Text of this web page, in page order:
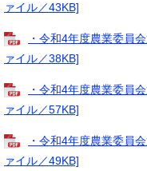
ァイル／43KB]
・令和4年度農業委員
ァイル／38KB]
・令和4年度農業委員
ァイル／57KB]
・令和4年度農業委員
ァイル／49KB]